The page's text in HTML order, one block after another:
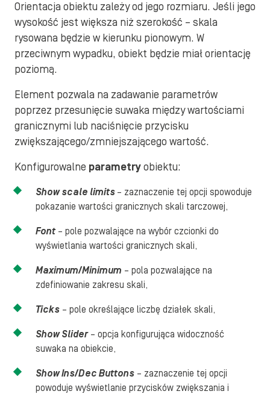
Orientacja obiektu zależy od jego rozmiaru. Jeśli jego
wysokość jest większa niż szerokość – skala
rysowana będzie w kierunku pionowym. W
przeciwnym wypadku, obiekt będzie miał orientację
poziomą.
Element pozwala na zadawanie parametrów
poprzez przesunięcie suwaka między wartościami
granicznymi lub naciśnięcie przycisku
zwiększającego/zmniejszającego wartość.
Konfigurowalne parametryobiektu:
Show scale limits – zaznaczenie tej opcji spowoduje
pokazanie wartości granicznych skali tarczowej,
Font– pole pozwalające na wybór czcionki do
wyświetlania wartości granicznych skali,
Maximum/Minimum – pola pozwalające na
zdefiniowanie zakresu skali,
Ticks – pole określające liczbę działek skali,
Show Slider– opcja konfigurująca widoczność
suwaka na obiekcie,
Show Ins/Dec Buttons – zaznaczenie tej opcji
powoduje wyświetlanie przycisków zwiększania i